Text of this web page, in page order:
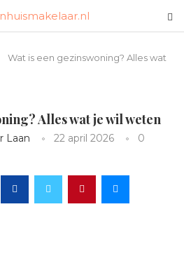
Wat is een gezinswoning? Alles wat
Alles wat je wil weten
Laan 22 april 2026
0